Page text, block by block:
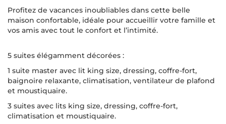
Profitez de vacances inoubliables dans cette belle
maison confortable, idéale pour accueillir votre famille et
vos amis avec tout le confort et l’intimité.
5 suites élégamment décorées :
1 suite master avec lit king size, dressing, coffre-fort,
baignoire relaxante, climatisation, ventilateur de plafond
et moustiquaire.
3 suites avec lits king size, dressing, coffre-fort,
climatisation et moustiquaire.